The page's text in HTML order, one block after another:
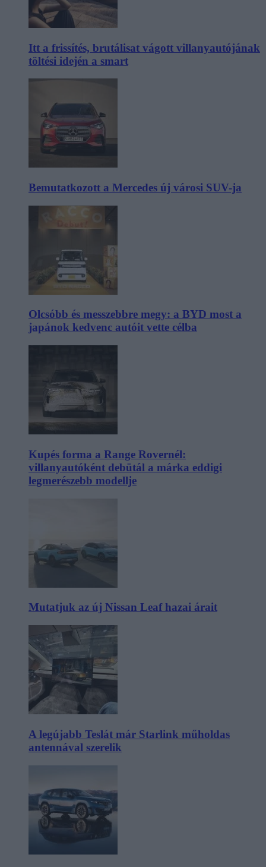
Itt a frissítés, brutálisat vágott villanyautójának
töltési idején a smart
Bemutatkozott a Mercedes új városi SUV-ja
Olcsóbb és messzebbre megy: a BYD most a
japánok kedvenc autóit vette célba
Kupés forma a Range Rovernél:
villanyautóként debütál a márka eddigi
legmerészebb modellje
Mutatjuk az új Nissan Leaf hazai árait
A legújabb Teslát már Starlink műholdas
antennával szerelik